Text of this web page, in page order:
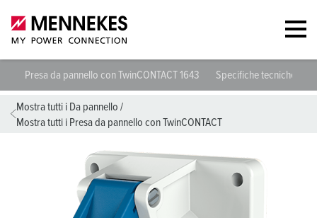
Presa da pannello con TwinCONTACT 1643 Specifiche tecniche
Mostra tutti i Da pannello /
Mostra tutti i Presa da pannello con TwinCONTACT